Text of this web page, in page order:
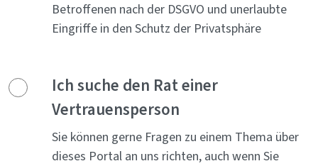
Betroffenen nach der DSGVO und unerlaubte
Eingriffe in den Schutz der Privatsphäre
Ich suche den Rat einer
Vertrauensperson
Sie können gerne Fragen zu einem Thema über
dieses Portal an uns richten, auch wenn Sie